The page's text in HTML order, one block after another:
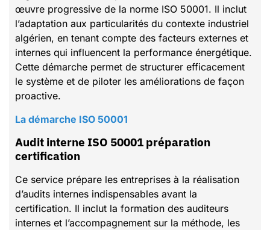
œuvre progressive de la norme ISO 50001. Il inclut
l’adaptation aux particularités du contexte industriel
algérien, en tenant compte des facteurs externes et
internes qui influencent la performance énergétique.
Cette démarche permet de structurer efficacement
le système et de piloter les améliorations de façon
proactive.
La démarche ISO 50001
Audit interne ISO 50001 préparation
certification
Ce service prépare les entreprises à la réalisation
d’audits internes indispensables avant la
certification. Il inclut la formation des auditeurs
internes et l’accompagnement sur la méthode, les